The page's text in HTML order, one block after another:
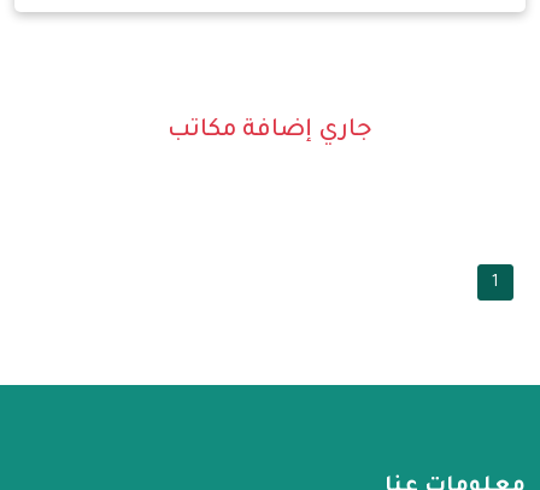
جاري إضافة مكاتب
1